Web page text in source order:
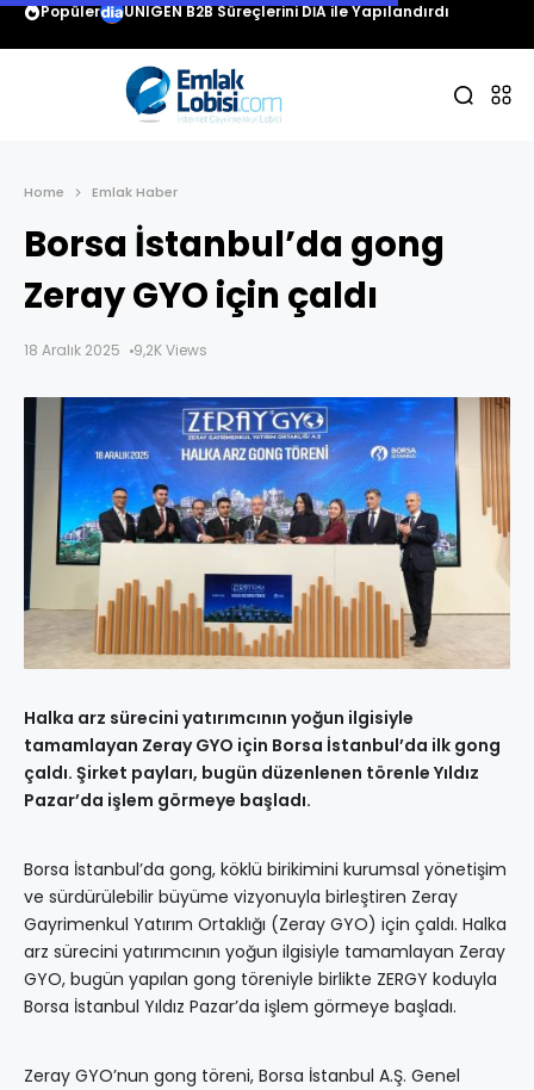
Popüler UNIGEN B2B Süreçlerini DİA ile Yapılandırdı
Home Emlak Haber
Borsa İstanbul’da gong
Zeray GYO için çaldı
18 Aralık 2025 9,2K Views
Halka arz sürecini yatırımcının yoğun ilgisiyle
tamamlayan Zeray GYO için Borsa İstanbul’da ilk gong
çaldı. Şirket payları, bugün düzenlenen törenle Yıldız
Pazar’da işlem görmeye başladı.
Borsa İstanbul’da gong, köklü birikimini kurumsal yönetişim
ve sürdürülebilir büyüme vizyonuyla birleştiren Zeray
Gayrimenkul Yatırım Ortaklığı (Zeray GYO) için çaldı. Halka
arz sürecini yatırımcının yoğun ilgisiyle tamamlayan Zeray
GYO, bugün yapılan gong töreniyle birlikte ZERGY koduyla
Borsa İstanbul Yıldız Pazar’da işlem görmeye başladı.
Zeray GYO’nun gong töreni, Borsa İstanbul A.Ş. Genel